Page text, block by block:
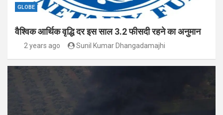
GLOBE
वैश्विक आर्थिक वृद्धि दर इस साल 3.2 फीसदी रहने का अनुमान
2 years ago Sunil Kumar Dhangadamajhi